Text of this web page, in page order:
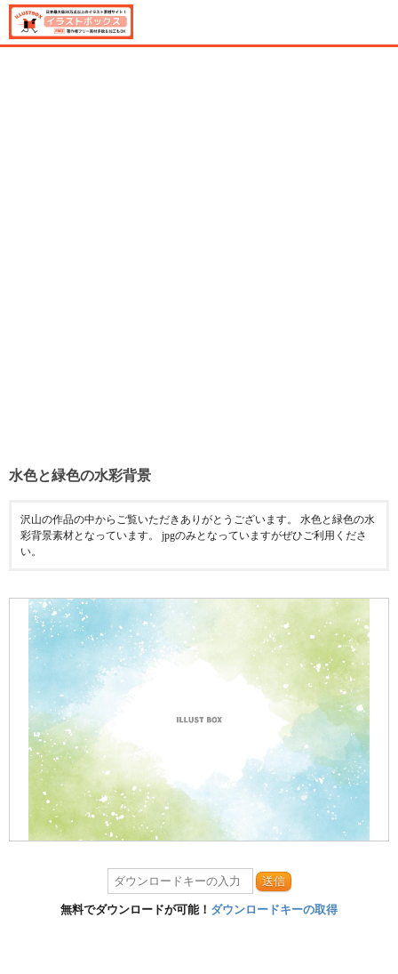
水色と緑色の水彩背景
沢山の作品の中からご覧いただきありがとうございます。 水色と緑色の水
彩背景素材となっています。 jpgのみとなっていますがぜひご利用くださ
い。
送信
無料でダウンロードが可能！ ダウンロードキーの取得